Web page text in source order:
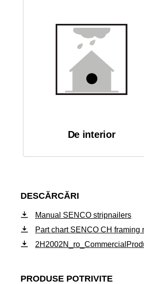
De interior
DESCĂRCĂRI
Manual SENCO stripnailers
Part chart SENCO CH framing
PRODUSE POTRIVITE